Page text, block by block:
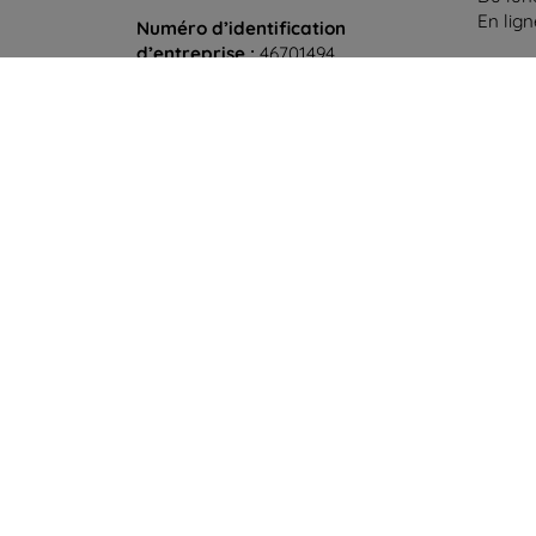
Numéro d’identification
d’entreprise :46701494
En